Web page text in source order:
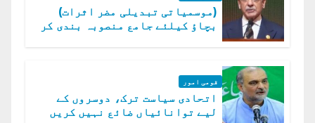
(موسمیاتی تبدیلی مضر اثرات)
بچاؤ کیلئے جامع منصوبہ بندی کر
قومی امور
اتحادی سیاست ترک، دوسروں کے
لیے توانائیاں ضائع نہیں کریں